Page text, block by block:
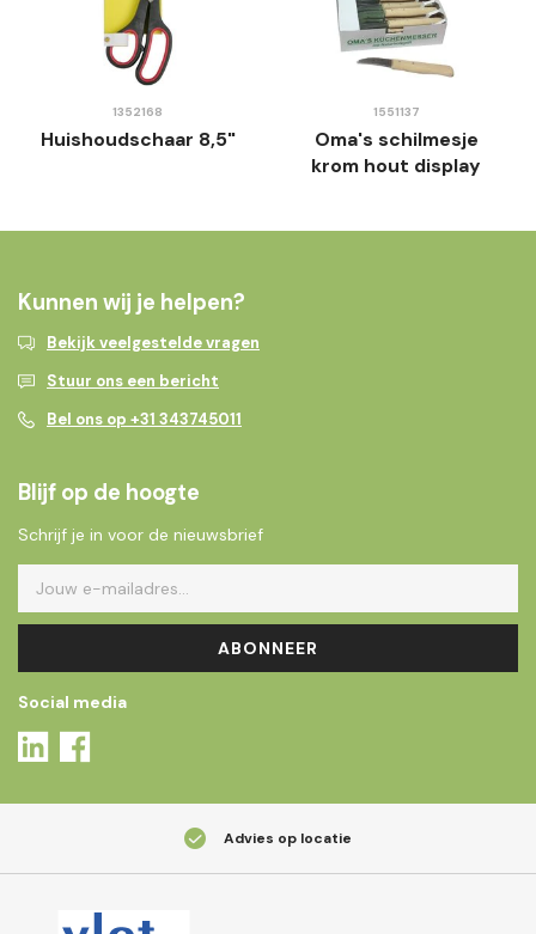
1352168
Huishoudschaar 8,5"
1551137
Oma's schilmesje
krom hout display
Kunnen wij je helpen?
Bekijk veelgestelde vragen
Stuur ons een bericht
Bel ons op +31 343745011
Blijf op de hoogte
Schrijf je in voor de nieuwsbrief
ABONNEER
Social media
Advies op locatie